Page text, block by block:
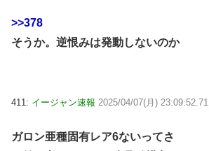
>>378
そうか。逆恨みは発動しないのか
411: イージャン速報 2025/04/07(月) 23:09:52.71
ガロン亜種固有レア6ないってさ